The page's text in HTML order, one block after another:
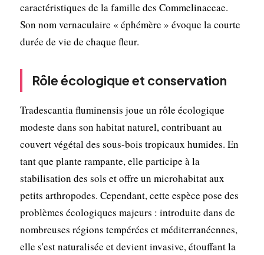
caractéristiques de la famille des Commelinaceae.
Son nom vernaculaire « éphémère » évoque la courte
durée de vie de chaque fleur.
Rôle écologique et conservation
Tradescantia fluminensis joue un rôle écologique
modeste dans son habitat naturel, contribuant au
couvert végétal des sous-bois tropicaux humides. En
tant que plante rampante, elle participe à la
stabilisation des sols et offre un microhabitat aux
petits arthropodes. Cependant, cette espèce pose des
problèmes écologiques majeurs : introduite dans de
nombreuses régions tempérées et méditerranéennes,
elle s'est naturalisée et devient invasive, étouffant la